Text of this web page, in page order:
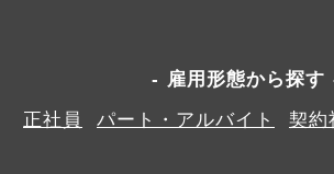
雇用形態から探す
正社員
パート・アルバイト 契約